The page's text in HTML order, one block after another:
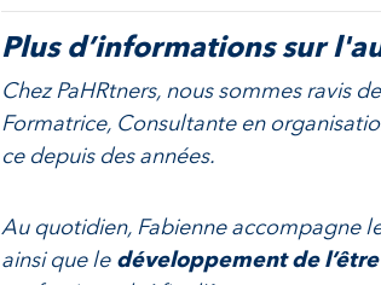
Plus d’informations sur
Chez PaHRtners, nous sommes ravis
Formatrice, Consultante en
ce depuis des années.
Au quotidien, Fabienne accompagne
ainsi que le développement de